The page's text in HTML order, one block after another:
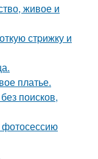
живое и
стpижку и
платье.
поисков,
фотосессию